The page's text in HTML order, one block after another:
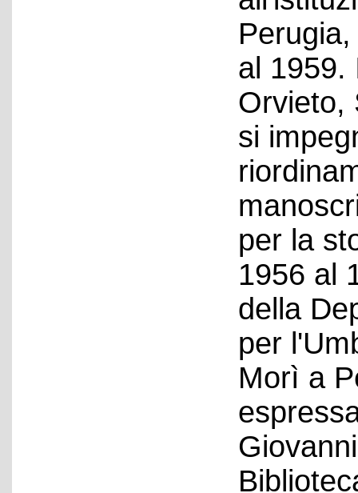
al 1959.
Orvieto,
si
per la
1956 al
della
per
Morì a